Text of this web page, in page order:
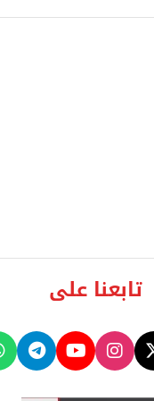
تابعنا على